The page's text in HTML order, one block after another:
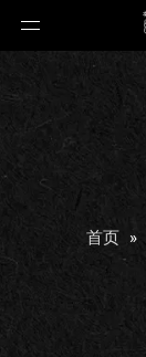
首页 »